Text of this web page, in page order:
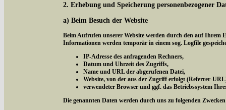
2. Erhebung und Speicherung personenbezogener
a) Beim Besuch der Website
Beim Aufrufen unserer Website werden durch den auf Ihrem
Informationen werden temporär in einem sog. Logfile
IP-Adresse des anfragenden Rechners,
Datum und Uhrzeit des Zugriffs,
Name und URL der abgerufenen Datei,
Website, von der aus der Zugriff erfolgt (Referrer-
verwendeter Browser und ggf. das Betriebssystem
Die genannten Daten werden durch uns zu folgenden